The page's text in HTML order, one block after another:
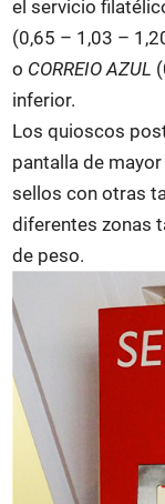
el servicio
(0,65 – 1,03 –
o CORREIO AZUL
inferior.
Los quioscos
pantalla de
sellos con otras
diferentes zonas
de peso.